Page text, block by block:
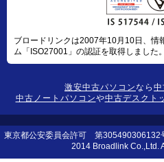
ブロードリンクは2007年10月10日、情
ム「ISO27001」の認証を取得しました。
激安中古パソコンなら 中
中古ノートパソコンや中古デスクト
東京都公安委員会許可 第
2014 Broadlink Co.,Ltd.